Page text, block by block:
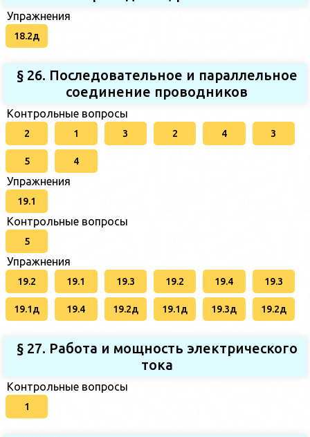
Упражнения
18.2д
§ 26. Последовательное и параллельное
соединение проводников
Контрольные вопросы
2 1 3 2 4 3
5 4
Упражнения
19.1
Контрольные вопросы
5
Упражнения
19.2 19.1 19.3 19.2 19.4 19.3
19.1д 19.4 19.2д 19.1д 19.3д 19.2д
§ 27. Работа и мощность электрического
тока
Контрольные вопросы
1